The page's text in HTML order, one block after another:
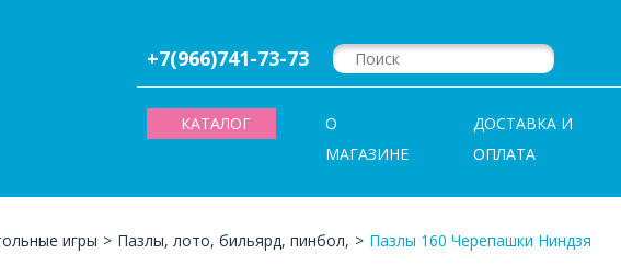
+7(966)741-73-73
КАТАЛОГ
О
МАГАЗИНЕ
ДОСТАВКА И
ОПЛАТА
игры > Пазлы, лото, бильярд, пинбол, > Пазлы 160 Черепашки Ниндзя